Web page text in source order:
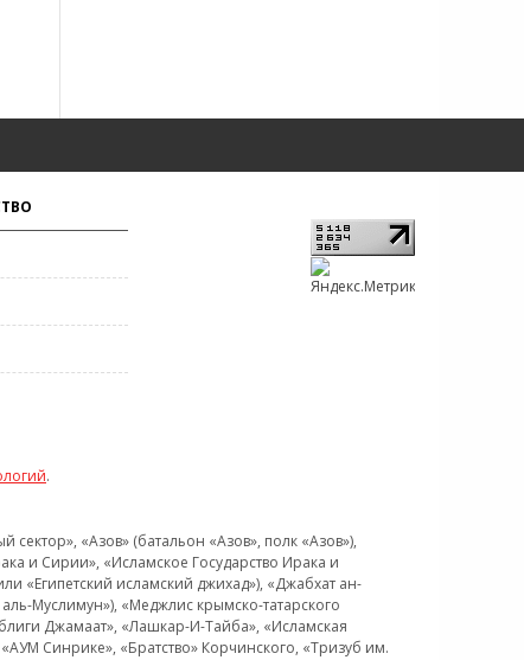
.
«Азов» (батальон «Азов», полк «Азов»),
и Сирии», «Исламское Государство Ирака и
«Египетский исламский джихад»), «Джабхат ан-
Муслимун»), «Меджлис крымско-татарского
Джамаат», «Лашкар-И-Тайба», «Исламская
Синрике», «Братство» Корчинского, «Тризуб им.